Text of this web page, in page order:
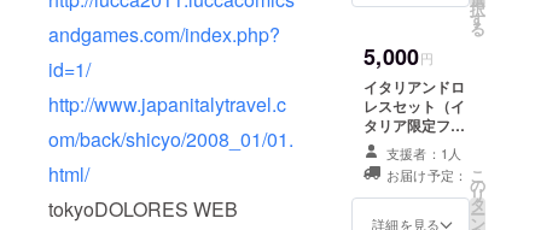
andgames.com/index.php?
id=1/
http://www.japanitalytravel.c
om/back/shicyo/2008_01/01.
html/
tokyoDOLORES WEB
択
す
る
5,000円
イタリアンドロ
レスセット（イ
タリア限定フラ
イヤー（サイン
付）＋上記のボ
ンジョルノセッ
ト
支援者：1人
お届け予定：
詳細を見る
こ
の
リ
タ
ー
ン